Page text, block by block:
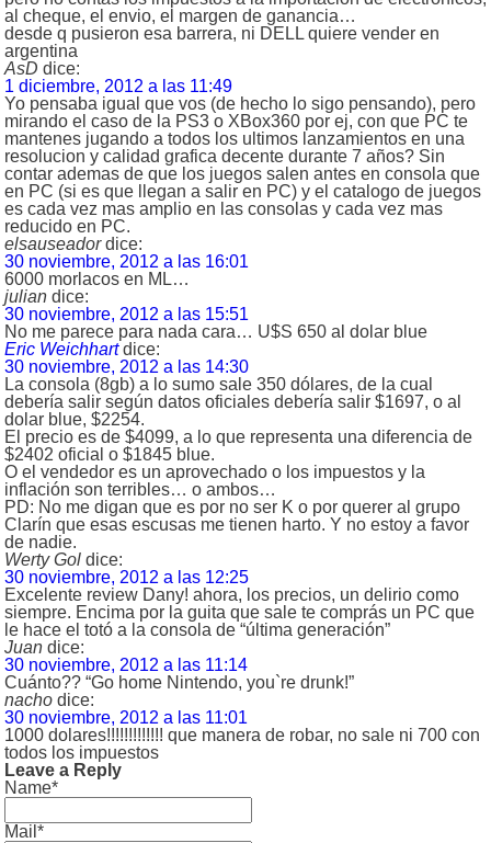
al cheque, el envio, el margen de ganancia…
desde q pusieron esa barrera, ni DELL quiere vender en
argentina
AsD dice:
1 diciembre, 2012 a las 11:49
Yo pensaba igual que vos (de hecho lo sigo pensando), pero
mirando el caso de la PS3 o XBox360 por ej, con que PC te
mantenes jugando a todos los ultimos lanzamientos en una
resolucion y calidad grafica decente durante 7 años? Sin
contar ademas de que los juegos salen antes en consola que
en PC (si es que llegan a salir en PC) y el catalogo de juegos
es cada vez mas amplio en las consolas y cada vez mas
reducido en PC.
elsauseador dice:
30 noviembre, 2012 a las 16:01
6000 morlacos en ML…
julian dice:
30 noviembre, 2012 a las 15:51
No me parece para nada cara… U$S 650 al dolar blue
Eric Weichhart dice:
30 noviembre, 2012 a las 14:30
La consola (8gb) a lo sumo sale 350 dólares, de la cual
debería salir según datos oficiales debería salir $1697, o al
dolar blue, $2254.
El precio es de $4099, a lo que representa una diferencia de
$2402 oficial o $1845 blue.
O el vendedor es un aprovechado o los impuestos y la
inflación son terribles… o ambos…
PD: No me digan que es por no ser K o por querer al grupo
Clarín que esas escusas me tienen harto. Y no estoy a favor
de nadie.
Werty Gol dice:
30 noviembre, 2012 a las 12:25
Excelente review Dany! ahora, los precios, un delirio como
siempre. Encima por la guita que sale te comprás un PC que
le hace el totó a la consola de “última generación”
Juan dice:
30 noviembre, 2012 a las 11:14
Cuánto?? “Go home Nintendo, you`re drunk!”
nacho dice:
30 noviembre, 2012 a las 11:01
1000 dolares!!!!!!!!!!!!! que manera de robar, no sale ni 700 con
todos los impuestos
Leave a Reply
Name*
Mail*